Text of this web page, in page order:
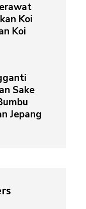
Koi
Koi
Sake
Jepang